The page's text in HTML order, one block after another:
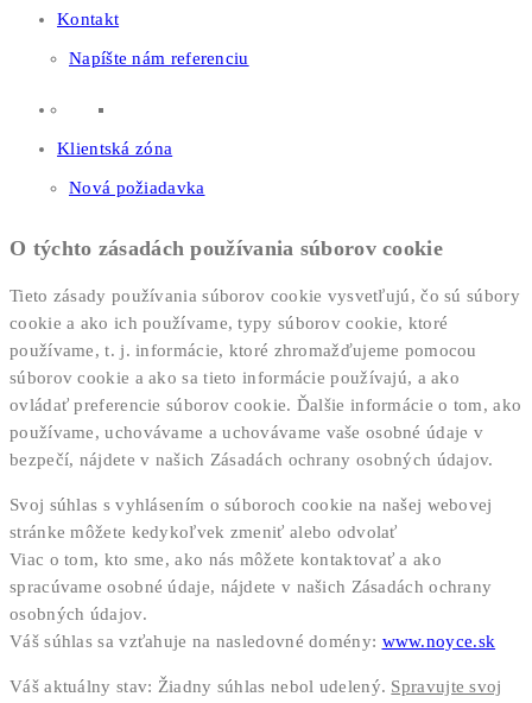
Kontakt
Napíšte nám referenciu
Klientská zóna
Nová požiadavka
O týchto zásadách používania súborov cookie
Tieto zásady používania súborov cookie vysvetľujú, čo sú súbory
cookie a ako ich používame, typy súborov cookie, ktoré
používame, t. j. informácie, ktoré zhromažďujeme pomocou
súborov cookie a ako sa tieto informácie používajú, a ako
ovládať preferencie súborov cookie. Ďalšie informácie o tom, ako
používame, uchovávame a uchovávame vaše osobné údaje v
bezpečí, nájdete v našich Zásadách ochrany osobných údajov.
Svoj súhlas s vyhlásením o súboroch cookie na našej webovej
stránke môžete kedykoľvek zmeniť alebo odvolať
Viac o tom, kto sme, ako nás môžete kontaktovať a ako
spracúvame osobné údaje, nájdete v našich Zásadách ochrany
osobných údajov.
Váš súhlas sa vzťahuje na nasledovné domény: www.noyce.sk
Váš aktuálny stav: Žiadny súhlas nebol udelený. Spravujte svoj